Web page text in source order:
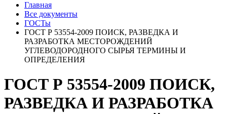
Главная
Все документы
ГОСТы
ГОСТ Р 53554-2009 ПОИСК, РАЗВЕДКА И
РАЗРАБОТКА МЕСТОРОЖДЕНИЙ
УГЛЕВОДОРОДНОГО СЫРЬЯ ТЕРМИНЫ И
ОПРЕДЕЛЕНИЯ
ГОСТ Р 53554-2009 ПОИСК,
РАЗВЕДКА И РАЗРАБОТКА